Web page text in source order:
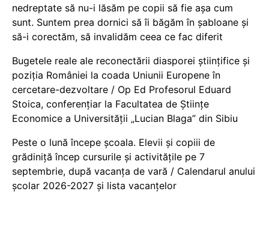
nedreptate să nu-i lăsăm pe copii să fie așa cum
sunt. Suntem prea dornici să îi băgăm în șabloane și
să-i corectăm, să invalidăm ceea ce fac diferit
Bugetele reale ale reconectării diasporei științifice și
poziția României la coada Uniunii Europene în
cercetare-dezvoltare / Op Ed Profesorul Eduard
Stoica, conferențiar la Facultatea de Științe
Economice a Universității „Lucian Blaga” din Sibiu
Peste o lună începe școala. Elevii și copiii de
grădiniță încep cursurile și activitățile pe 7
septembrie, după vacanța de vară / Calendarul anului
școlar 2026-2027 și lista vacanțelor